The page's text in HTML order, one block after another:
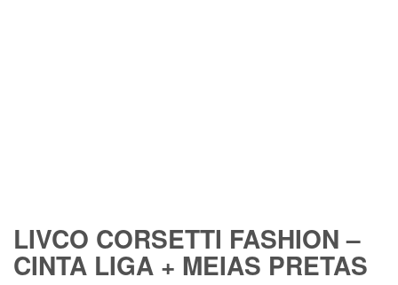
LIVCO CORSETTI FASHION –
CINTA LIGA + MEIAS PRETAS